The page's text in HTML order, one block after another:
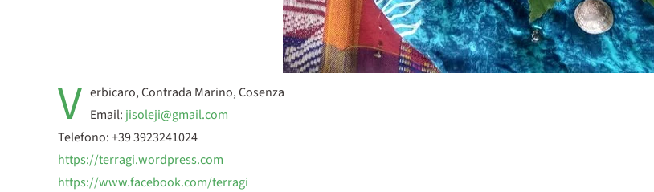
V erbicaro, Contrada Marino, Cosenza
Email: jisoleji@gmail.com
Telefono: +39 3923241024
https://terragi.wordpress.com
https://www.facebook.com/terragi